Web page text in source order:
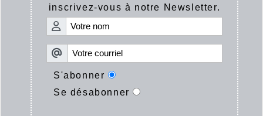
inscrivez-vous à notre Newsletter.
S'abonner
Se désabonner